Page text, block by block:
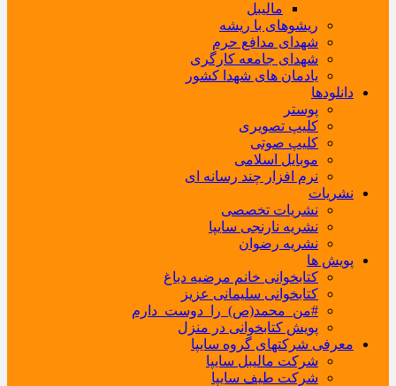
مالیبل
ریشوهای با ریشه
شهدای مدافع حرم
شهدای جامعه کارگری
یادمان های شهدا کشور
دانلودها
پوستر
کلیپ تصویری
کلیپ صوتی
موبایل اسلامی
نرم افزار چند رسانه ای
نشریات
نشریات تخصصی
نشریه نارنجی سایپا
نشریه رضوان
پویش ها
کتابخوانی خانم مرضیه دباغ
کتابخوانی سلیمانی عزیز
#من_محمد(ص)_را_دوست_دارم
پویش کتابخوانی در منزل
معرفی شرکتهای گروه سایپا
شرکت مالیبل سایپا
شرکت طیف سایپا